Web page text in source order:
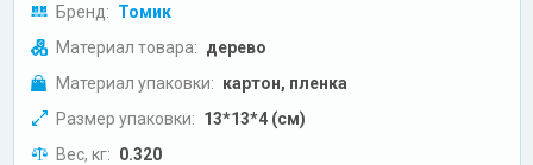
Бренд: Томик
Материал товара: дерево
Материал упаковки: картон, пленка
Размер упаковки: 13*13*4 (см)
Вес, кг: 0.320